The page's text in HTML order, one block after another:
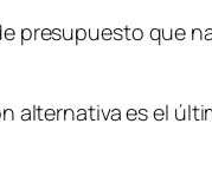
presupuesto que
alternativa es el